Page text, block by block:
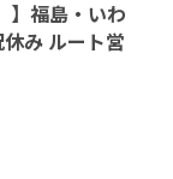
】福島・いわ
み ルート営